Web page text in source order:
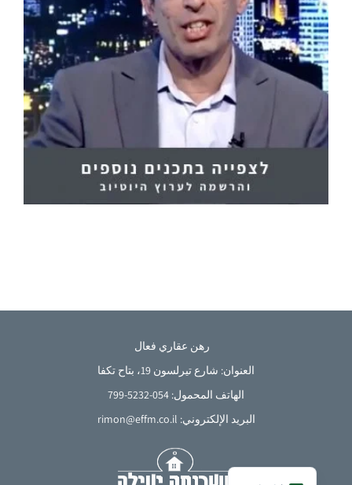
رهن عقاري فعال
العنوان: شارع تيرلسون 19، بتاح تكفا
الهاتف المحمول: 054-5232-799
البريد الإلكتروني: rimon@effm.co.il